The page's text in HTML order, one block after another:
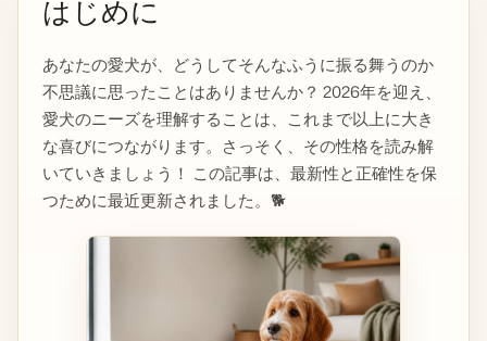
はじめに
あなたの愛犬が、どうしてそんなふうに振る舞うのか
不思議に思ったことはありませんか？ 2026年を迎え、
愛犬のニーズを理解することは、これまで以上に大き
な喜びにつながります。さっそく、その性格を読み解
いていきましょう！ この記事は、最新性と正確性を保
つために最近更新されました。🐕